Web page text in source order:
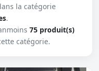
la catégorie
.
75 produit(s)
catégorie.